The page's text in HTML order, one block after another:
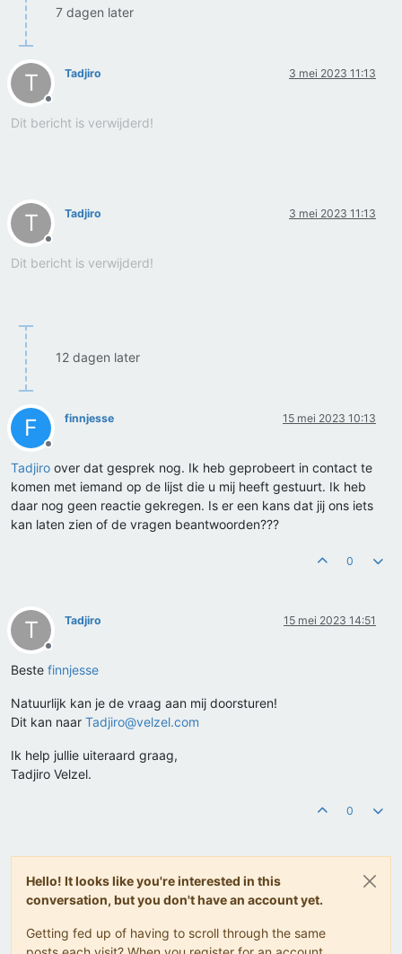
7 dagen later
T
Offline
Tadjiro 3 mei 2023 11:13
Dit bericht is verwijderd!
T
Offline
Tadjiro 3 mei 2023 11:13
Dit bericht is verwijderd!
12 dagen later
F
Offline
finnjesse 15 mei 2023 10:13
Tadjiro over dat gesprek nog. Ik heb geprobeert in contact te
komen met iemand op de lijst die u mij heeft gestuurt. Ik heb
daar nog geen reactie gekregen. Is er een kans dat jij ons iets
kan laten zien of de vragen beantwoorden???
0
T
Offline
Tadjiro 15 mei 2023 14:51
Beste finnjesse
Natuurlijk kan je de vraag aan mij doorsturen!
Dit kan naar Tadjiro@velzel.com
Ik help jullie uiteraard graag,
Tadjiro Velzel.
0
Hello! It looks like you're interested in this
conversation, but you don't have an account yet.
Getting fed up of having to scroll through the same